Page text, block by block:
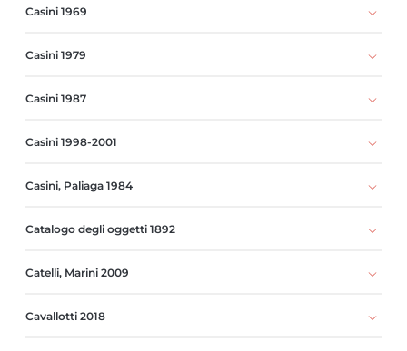
Casini 1969
Casini 1979
Casini 1987
Casini 1998-2001
Casini, Paliaga 1984
Catalogo degli oggetti 1892
Catelli, Marini 2009
Cavallotti 2018